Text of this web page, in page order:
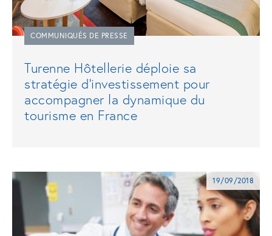
COMMUNIQUÉS DE PRESSE
Turenne Hôtellerie déploie sa
stratégie d’investissement pour
accompagner la dynamique du
tourisme en France
19/09/2018